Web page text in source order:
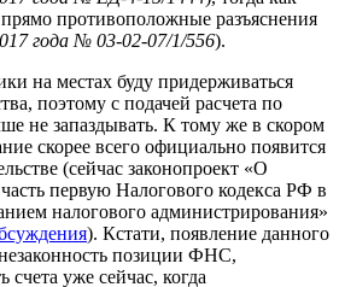
противоположные разъяснения
года № 03-02-07/1/556).
на местах буду придерживаться
поэтому с подачей расчета по
не запаздывать. К тому же в скором
скорее всего официально появится
(сейчас законопроект «О
первую Налогового кодекса РФ в
налогового администрирования»
). Кстати, появление данного
позиции ФНС,
уже сейчас, когда